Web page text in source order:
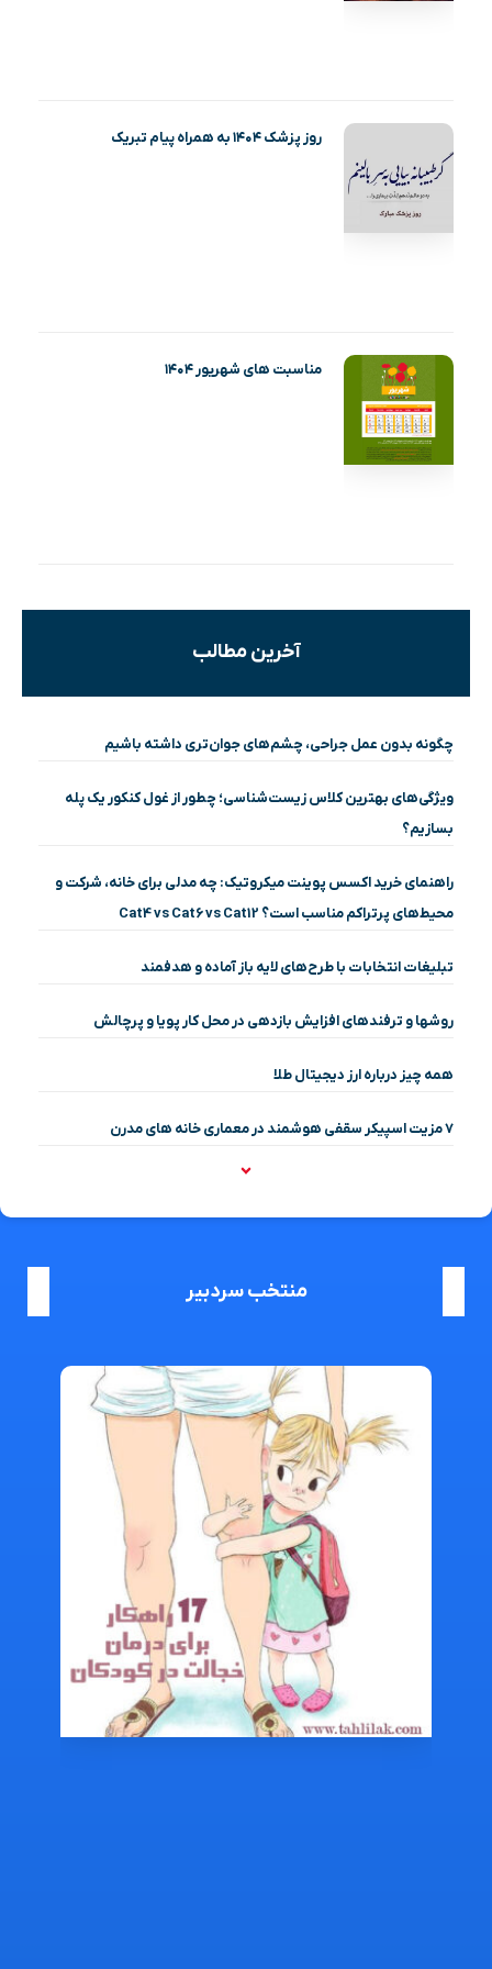
روز پزشک ۱۴۰۴ به همراه پیام تبریک
مناسبت های شهریور ۱۴۰۴
آخرین مطالب
چگونه بدون عمل جراحی، چشم‌های جوان‌تری داشته باشیم
ویژگی‌های بهترین کلاس زیست‌شناسی؛ چطور از غول کنکور یک پله
بسازیم؟
راهنمای خرید اکسس پوینت میکروتیک: چه مدلی برای خانه، شرکت و
محیط‌های پرتراکم مناسب است؟ Cat4 vs Cat6 vs Cat12
تبلیغات انتخابات با طرح‌های لایه باز آماده و هدفمند
روشها و ترفندهای افزایش بازدهی در محل کار پویا و پرچالش
همه چیز درباره ارز دیجیتال طلا
۷ مزیت اسپیکر سقفی هوشمند در معماری خانه‌ های مدرن
منتخب سردبیر